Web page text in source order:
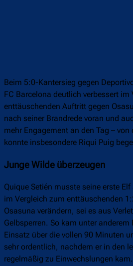
Beim 5:0-Kantersieg gegen
FC Barcelona deutlich verbessert im
enttäuschenden Auftritt gegen
nach seiner Brandrede voran und
mehr Engagement an den Tag – von
konnte insbesondere Riqui Puig
Junge Wilde überzeugen
Quique Setién musste seine erste
im Vergleich zum enttäuschenden
Osasuna verändern, sei es aus
Gelbsperren. So kam unter
Einsatz über die vollen 90 Minuten
sehr ordentlich, nachdem er in den
regelmäßig zu Einwechslungen kam.